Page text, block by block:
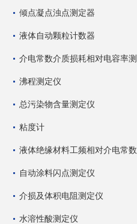
倾点凝点浊点测定器
液体自动颗粒计数器
沸程测定仪
总污染物含量测定仪
粘度计
液体绝缘材料工频相对介电常数
自动涂料闪点测定仪
介损及体积电阻测定仪
水溶性酸测定仪